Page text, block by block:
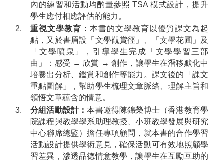
內的練習和活動均酌量參照 TSA 模式設計，提升
學生應付相應評估的能力。
2.
重視文學教育： 本書的文學教育以優質課文為起
點，又於書眉設「文學觀賞徑」、「文學花圃」及
「文學噴泉」，引導學生完成「文學學習三部
曲」：感受 → 欣賞 → 創作，讓學生在潛移默化中
培養出分析、鑑賞和創作等能力。課文後的「課文
重點圖解」，幫助學生梳理文章脈絡、理解主旨和
領悟文章藴含的情意。
3.
分組活動設計：本書邀得陳錦榮博士（香港教育學
院課程與教學學系助理教授、小班教學發展與研究
中心聯席總監）擔任專項顧問，就本書的合作學習
活動設計提供學術意見，確保活動可有效地照顧學
習差異，滲透品德情意教學，讓學生在互勵互助的